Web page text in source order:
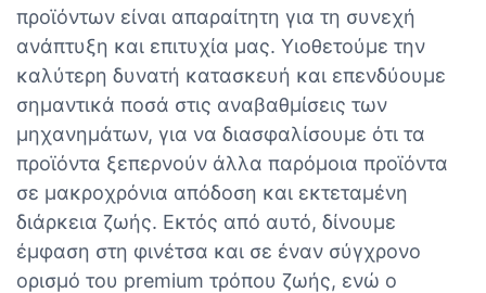
προϊόντων είναι απαραίτητη για τη συνεχή
ανάπτυξη και επιτυχία μας. Υιοθετούμε την
καλύτερη δυνατή κατασκευή και επενδύουμε
σημαντικά ποσά στις αναβαθμίσεις των
μηχανημάτων, για να διασφαλίσουμε ότι τα
προϊόντα ξεπερνούν άλλα παρόμοια προϊόντα
σε μακροχρόνια απόδοση και εκτεταμένη
διάρκεια ζωής. Εκτός από αυτό, δίνουμε
έμφαση στη φινέτσα και σε έναν σύγχρονο
ορισμό του premium τρόπου ζωής, ενώ ο